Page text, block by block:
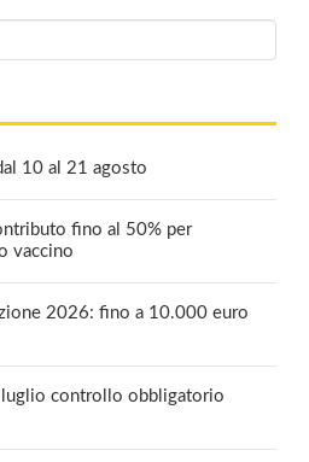
10 al 21 agosto
fino al 50% per
vaccino
2026: fino a 10.000 euro
luglio controllo obbligatorio